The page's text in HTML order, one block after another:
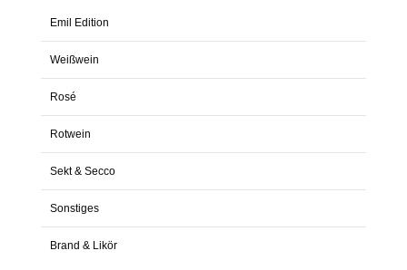
Emil Edition
Weißwein
Rosé
Rotwein
Sekt & Secco
Sonstiges
Brand & Likör